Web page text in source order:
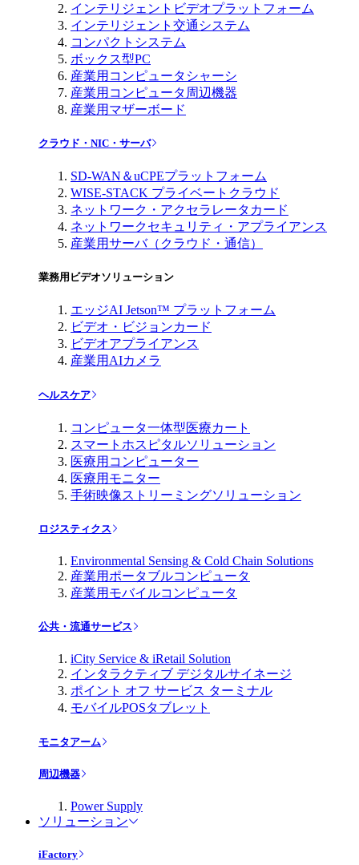
インテリジェントビデオプラットフォーム
インテリジェント交通システム
コンパクトシステム
ボックス型PC
産業用コンピュータシャーシ
産業用コンピュータ周辺機器
産業用マザーボード
クラウド・NIC・サーバ
SD-WAN＆uCPEプラットフォーム
WISE-STACK プライベートクラウド
ネットワーク・アクセラレータカード
ネットワークセキュリティ・アプライアンス
産業用サーバ（クラウド・通信）
業務用ビデオソリューション
エッジAI Jetson™ プラットフォーム
ビデオ・ビジョンカード
ビデオアプライアンス
産業用AIカメラ
ヘルスケア
コンピュータ一体型医療カート
スマートホスピタルソリューション
医療用コンピューター
医療用モニター
手術映像ストリーミングソリューション
ロジスティクス
Environmental Sensing & Cold Chain Solutions
産業用ポータブルコンピュータ
産業用モバイルコンピュータ
公共・流通サービス
iCity Service & iRetail Solution
インタラクティブ デジタルサイネージ
ポイント オフ サービス ターミナル
モバイルPOSタブレット
モニタアーム
周辺機器
Power Supply
ソリューション
iFactory